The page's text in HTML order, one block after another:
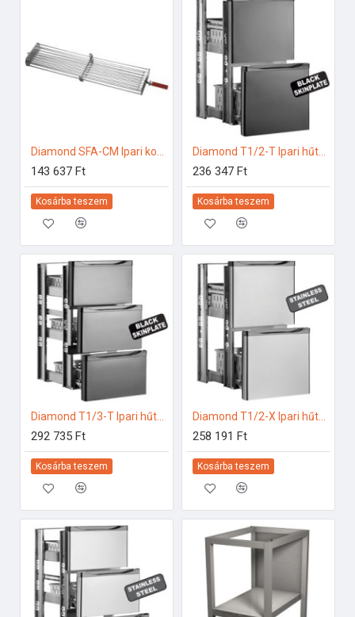
143 637 Ft
Kosárba teszem
Diamond T1/2-T Ipari hűtő kiegészítők
236 347 Ft
Kosárba teszem
292 735 Ft
Kosárba teszem
Diamond T1/2-X Ipari hűtő kiegészítők
258 191 Ft
Kosárba teszem